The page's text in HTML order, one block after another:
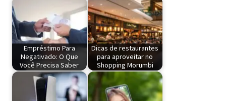
Empréstimo Para
Negativado: O Que
Você Precisa Saber
Dicas de restaurantes
para aproveitar no
Shopping Morumbi